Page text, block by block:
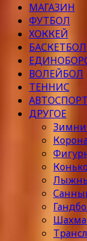
МАГАЗИН
ФУТБОЛ
ХОККЕЙ
БАСКЕТБОЛ
ВОЛЕЙБОЛ
ТЕННИС
АВТОСПОРТ
ДРУГОЕ